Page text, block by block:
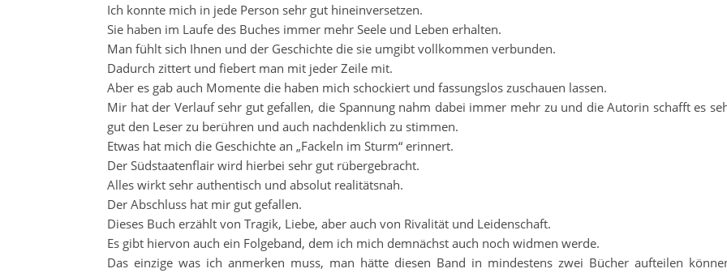
Ich konnte mich in jede Person sehr gut hineinversetzen.
Sie haben im Laufe des Buches immer mehr Seele und Leben erhalten.
Man fühlt sich Ihnen und der Geschichte die sie umgibt vollkommen verbunden.
Dadurch zittert und fiebert man mit jeder Zeile mit.
Aber es gab auch Momente die haben mich schockiert und fassungslos zuschauen lassen.
Mir hat der Verlauf sehr gut gefallen, die Spannung nahm dabei immer mehr zu und die Autorin schafft es
gut den Leser zu berühren und auch nachdenklich zu stimmen.
Etwas hat mich die Geschichte an „Fackeln im Sturm“ erinnert.
Der Südstaatenflair wird hierbei sehr gut rübergebracht.
Alles wirkt sehr authentisch und absolut realitätsnah.
Der Abschluss hat mir gut gefallen.
Dieses Buch erzählt von Tragik, Liebe, aber auch von Rivalität und Leidenschaft.
Es gibt hiervon auch ein Folgeband, dem ich mich demnächst auch noch widmen werde.
Das einzige was ich anmerken muss, man hätte diesen Band in mindestens zwei Bücher aufteilen